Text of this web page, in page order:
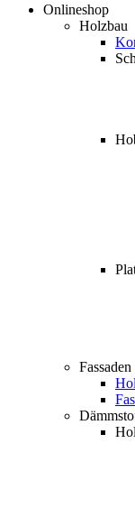
Onlineshop
Holzbau
Fassaden